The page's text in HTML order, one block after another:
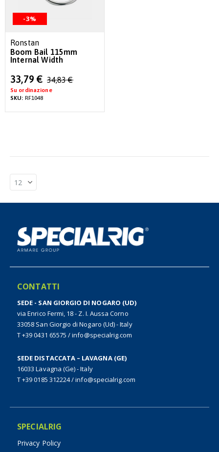
-3%
Ronstan
Boom Bail 115mm
Internal Width
Special
Price
33,79 € 34,83 €
Su ordinazione
SKU: RF1048
CONTATTI
SEDE - SAN GIORGIO DI NOGARO (UD)
via Enrico Fermi, 18 - Z. I. Aussa Corno
33058 San Giorgio di Nogaro (Ud) - Italy
T +39 0431 65575 /info@specialrig.com
SEDE DISTACCATA – LAVAGNA (GE)
16033 Lavagna (Ge) - Italy
T +39 0185 312224/info@specialrig.com
SPECIALRIG
Privacy Policy